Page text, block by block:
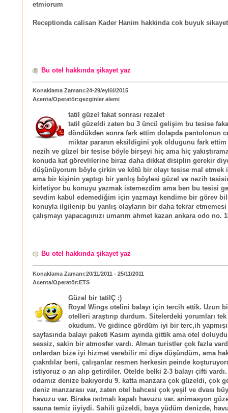
etmiorum
Receptionda calisan Kader Hanim hakkinda cok buyuk
Bu otel hakkında şikayet yaz
Konaklama Zamanı:24-29/eylül/2015
Acenta/Operatör:gezginler alemi
tatil güzel fakat sonrası rezalet
tatil güzeldi zaten bu 3 üncü gelişim bu tesise
döndükden sonra fark ettim dolapda pantolonun
miktar paranın eksildigini yok oldugunu fark
nezih ve güzel bir tesise böyle birşeyi hiç ama hiç
konuda kat görevlilerine biraz daha dikkat disiplin gerekir
düşünüyorum böyle çirkin ve kötü bir olayı tesise mal etmek
ama bir kişinin yaptıgı bir yanlış böylesi güzel ve nezih
kirletiyor bu konuyu yazmak istemezdim ama ben bu tesisi
sevdim kabul edemediğim için yazmayı kendime bir görev
konuyla ilgilenip bu yanlış olayların bir daha tekrar
çalışmayı yapacagınızı umarım ahmet kazan ankara odo no.
Bu otel hakkında şikayet yaz
Konaklama Zamanı:20/11/2011 - 25/11/2011
Acenta/Operatör:ETS
Güzel bir tatilÇ :)
Royal Wings otelini balayı için tercih ettik. Uzun
otelleri araştırıp durdum. Sitelerdeki yorumları tek
okudum. Ve gidince gördüm iyi bir terc,ih
sayfasında balayı paketi Kasım ayında gittik ama otel
sessiz, sakin bir atmosfer vardı. Alman turistler çok fazla
onlardan bize iyi hizmet verebilir mi diye düşündüm, ama
çıakrdılar beni, çalışanlar resmen herkesin peinde
istiyoruz o an alıp getirdiler. Otelde belki 2-3 balayı çifti
odamız denize bakıyordu 9. katta manzara çok güzeldi, çok
deniz manzarası var, zaten otel bahcesi çok yeşil ve dvası
havuzu var. Birake ısıtmalı kapalı havuzu var. animasyon
sauna temiz iiyiydi. Sahili güzeldi, baya yüdüm denizde,